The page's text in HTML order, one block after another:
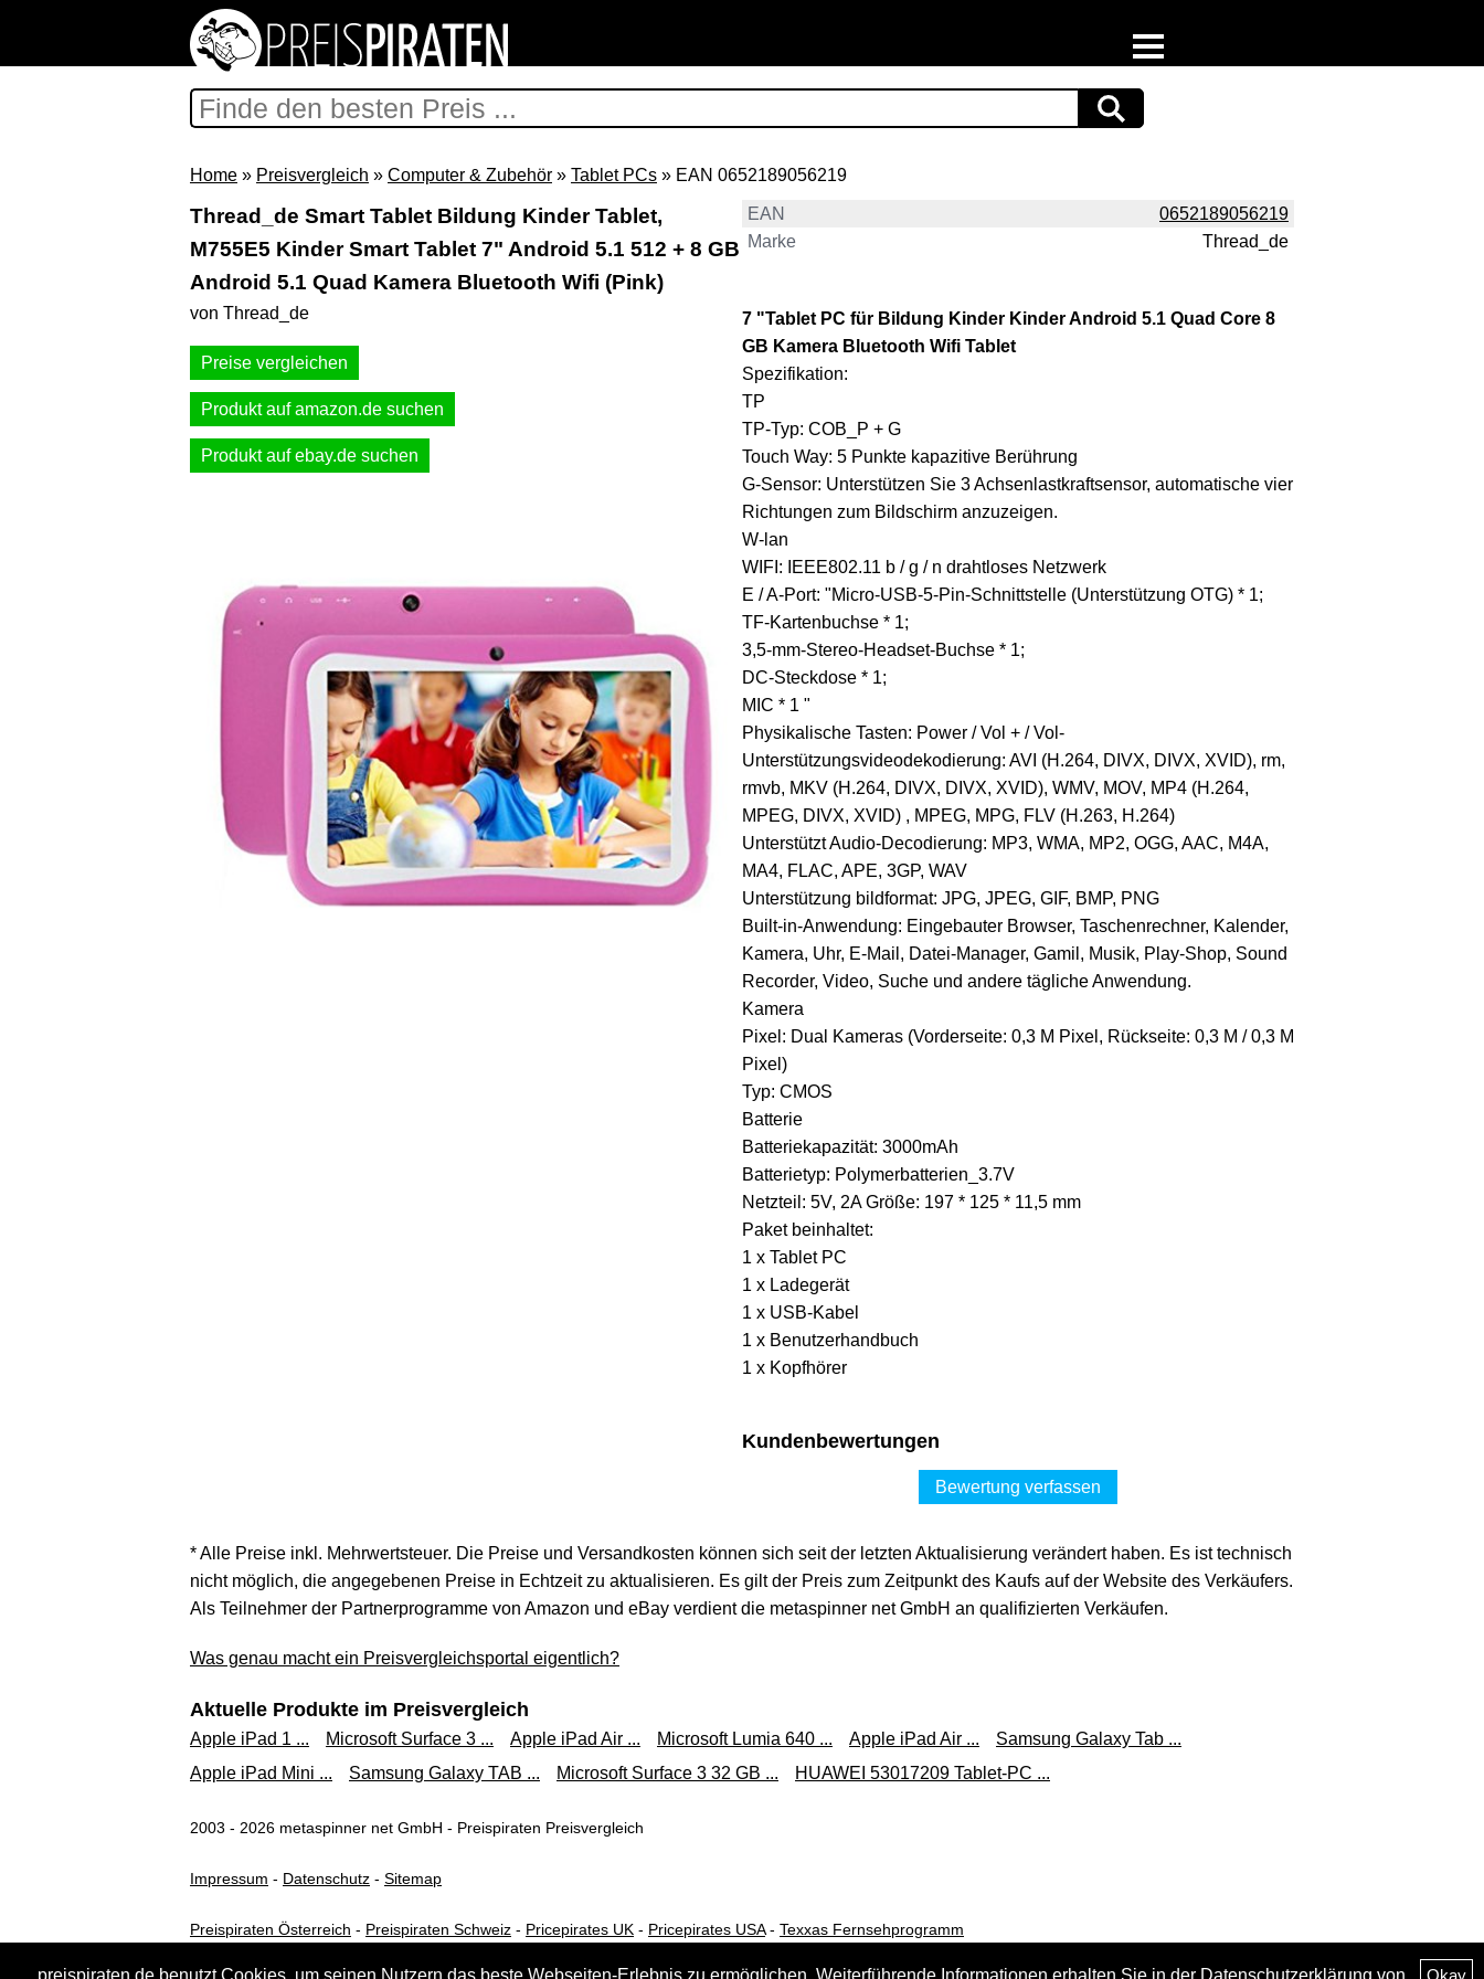
Support & Newsletter
Home » Preisvergleich » Computer & Zubehör » Tablet PCs » EAN 0652189056219
Thread_de Smart Tablet Bildung Kinder Tablet,
M755E5 Kinder Smart Tablet 7" Android 5.1 512 + 8 GB
Android 5.1 Quad Kamera Bluetooth Wifi (Pink)
von Thread_de
Preise vergleichen
Produkt auf amazon.de suchen
Produkt auf ebay.de suchen
EAN
0652189056219
Marke
Thread_de
7 "Tablet PC für Bildung Kinder Kinder Android 5.1 Quad Core 8
GB Kamera Bluetooth Wifi Tablet
Spezifikation:
TP
TP-Typ: COB_P + G
Touch Way: 5 Punkte kapazitive Berührung
G-Sensor: Unterstützen Sie 3 Achsenlastkraftsensor, automatische vier
Richtungen zum Bildschirm anzuzeigen.
W-lan
WIFI: IEEE802.11 b / g / n drahtloses Netzwerk
E / A-Port: "Micro-USB-5-Pin-Schnittstelle (Unterstützung OTG) * 1;
TF-Kartenbuchse * 1;
3,5-mm-Stereo-Headset-Buchse * 1;
DC-Steckdose * 1;
MIC * 1 "
Physikalische Tasten: Power / Vol + / Vol-
Unterstützungsvideodekodierung: AVI (H.264, DIVX, DIVX, XVID), rm,
rmvb, MKV (H.264, DIVX, DIVX, XVID), WMV, MOV, MP4 (H.264,
MPEG, DIVX, XVID) , MPEG, MPG, FLV (H.263, H.264)
Unterstützt Audio-Decodierung: MP3, WMA, MP2, OGG, AAC, M4A,
MA4, FLAC, APE, 3GP, WAV
Unterstützung bildformat: JPG, JPEG, GIF, BMP, PNG
Built-in-Anwendung: Eingebauter Browser, Taschenrechner, Kalender,
Kamera, Uhr, E-Mail, Datei-Manager, Gamil, Musik, Play-Shop, Sound
Recorder, Video, Suche und andere tägliche Anwendung.
Kamera
Pixel: Dual Kameras (Vorderseite: 0,3 M Pixel, Rückseite: 0,3 M / 0,3 M
Pixel)
Typ: CMOS
Batterie
Batteriekapazität: 3000mAh
Batterietyp: Polymerbatterien_3.7V
Netzteil: 5V, 2A Größe: 197 * 125 * 11,5 mm
Paket beinhaltet:
1 x Tablet PC
1 x Ladegerät
1 x USB-Kabel
1 x Benutzerhandbuch
1 x Kopfhörer
Kundenbewertungen
Bewertung verfassen
* Alle Preise inkl. Mehrwertsteuer. Die Preise und Versandkosten können sich seit der letzten Aktualisierung verändert haben. Es ist technisch
nicht möglich, die angegebenen Preise in Echtzeit zu aktualisieren. Es gilt der Preis zum Zeitpunkt des Kaufs auf der Website des Verkäufers.
Als Teilnehmer der Partnerprogramme von Amazon und eBay verdient die metaspinner net GmbH an qualifizierten Verkäufen.
Was genau macht ein Preisvergleichsportal eigentlich?
Aktuelle Produkte im Preisvergleich
Apple iPad 1 ... Microsoft Surface 3 ... Apple iPad Air ... Microsoft Lumia 640 ... Apple iPad Air ...
Samsung Galaxy Tab ...
Apple iPad Mini ...
Samsung Galaxy TAB ... Microsoft Surface 3 32 GB ... HUAWEI 53017209 Tablet-PC ...
2003 - 2026 metaspinner net GmbH - Preispiraten Preisvergleich
Impressum - Datenschutz - Sitemap
Preispiraten Österreich - Preispiraten Schweiz - Pricepirates UK - Pricepirates USA- Texxas Fernsehprogramm
Okay
preispiraten.de benutzt Cookies, um seinen Nutzern das beste Webseiten-Erlebnis zu ermöglichen. Weiterführende Informationen erhalten Sie in der Datenschutzerklärung von